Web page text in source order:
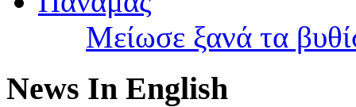
Μείωσε ξανά τα
News In English